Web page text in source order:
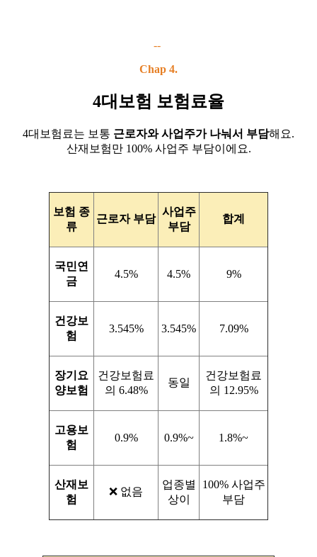
--
Chap 4.
4대보험 보험료율
4대보험료는 보통 근로자와 사업주가 나눠서 부담해요.
산재보험만 100% 사업주 부담이에요.
보험 종
류
근로자 부담
사업주
부담
합계
국민연
금
4.5% 4.5% 9%
건강보
험
3.545% 3.545% 7.09%
장기요
양보험
건강보험료
의 6.48%
동일
건강보험료
의 12.95%
고용보
험
0.9% 0.9%~ 1.8%~
산재보
험
❌ 없음
업종별
상이
100% 사업주
부담